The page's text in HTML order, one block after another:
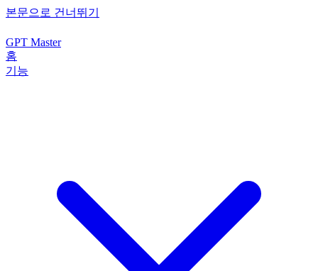
본문으로 건너뛰기
GPT Master
홈
기능